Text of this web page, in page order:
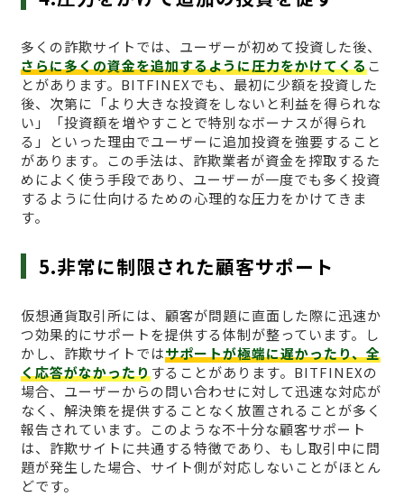
多くの詐欺サイトでは、ユーザーが初めて投資した後、
さらに多くの資金を追加するように圧力をかけてくるこ
とがあります。BITFINEXでも、最初に少額を投資した
後、次第に「より大きな投資をしないと利益を得られな
い」「投資額を増やすことで特別なボーナスが得られ
る」といった理由でユーザーに追加投資を強要すること
があります。この手法は、詐欺業者が資金を搾取するた
めによく使う手段であり、ユーザーが一度でも多く投資
するように仕向けるための心理的な圧力をかけてきま
す。
5.非常に制限された顧客サポート
仮想通貨取引所には、顧客が問題に直面した際に迅速か
つ効果的にサポートを提供する体制が整っています。し
かし、詐欺サイトではサポートが極端に遅かったり、全
く応答がなかったりすることがあります。BITFINEXの
場合、ユーザーからの問い合わせに対して迅速な対応が
なく、解決策を提供することなく放置されることが多く
報告されています。このような不十分な顧客サポート
は、詐欺サイトに共通する特徴であり、もし取引中に問
題が発生した場合、サイト側が対応しないことがほとん
どです。